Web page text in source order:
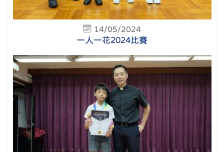
14/05/2024
一人一花2024比賽